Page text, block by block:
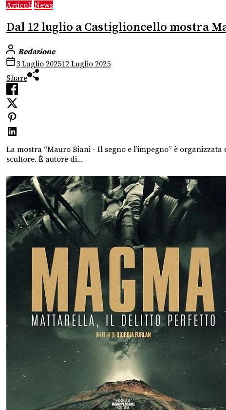
Articoli News
Dal 12 luglio a Castiglioncello mostra
Redazione
3 Luglio 202512 Luglio 2025
Share
La mostra “Mauro Biani - Il segno e l’impegno” è
scultore. È autore di...